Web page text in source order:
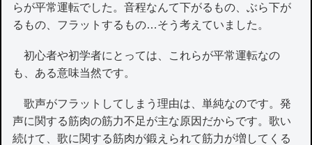
らが平常運転でした。音程なんて下がるもの、ぶら下が
るもの、フラットするもの…そう考えていました。
初心者や初学者にとっては、これらが平常運転なの
も、ある意味当然です。
歌声がフラットしてしまう理由は、単純なのです。発
声に関する筋肉の筋力不足が主な原因だからです。歌い
続けて、歌に関する筋肉が鍛えられて筋力が増してくる